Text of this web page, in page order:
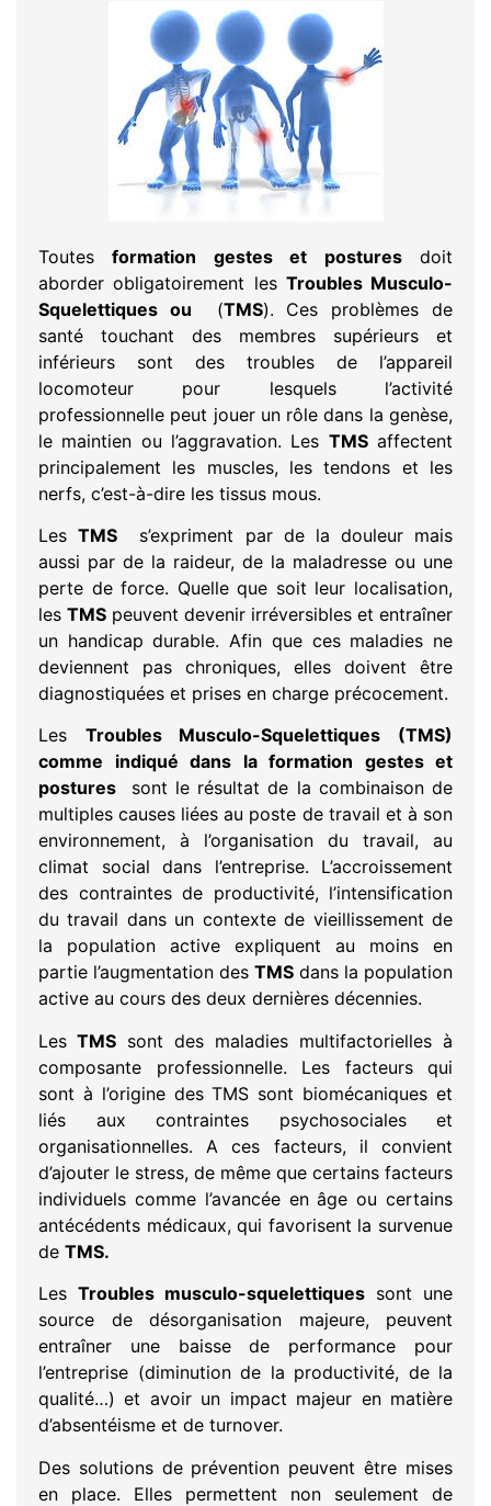
Toutesformation gestes et posturesdoit
aborder obligatoirement les Troubles Musculo-
Squelettiques ou
(TMS). Ces problèmes de
santé touchant des membres supérieurs et
inférieurs sont des troubles de l’appareil
locomoteur pour lesquels l’activité
professionnelle peut jouer un rôle dans la genèse,
le maintien ou l’aggravation. Les TMSaffectent
principalement les muscles, les tendons et les
nerfs, c’est-à-dire les tissus mous.
LesTMS s’expriment par de la douleur mais
aussi par de la raideur, de la maladresse ou une
perte de force. Quelle que soit leur localisation,
les TMS peuvent devenir irréversibles et entraîner
un handicap durable. Afin que ces maladies ne
deviennent pas chroniques, elles doivent être
diagnostiquées et prises en charge précocement.
Les Troubles Musculo-Squelettiques (TMS)
comme indiqué dans la formation gestes et
postures
sont le résultat de la combinaison de
multiples causes liées au poste de travail et à son
environnement, à l’organisation du travail, au
climat social dans l’entreprise. L’accroissement
des contraintes de productivité, l’intensification
du travail dans un contexte de vieillissement de
la population active expliquent au moins en
partie l’augmentation des TMS dans la population
active au cours des deux dernières décennies.
Les TMS sont des maladies multifactorielles à
composante professionnelle. Les facteurs qui
sont à l’origine des TMS sont biomécaniques et
liés aux contraintes psychosociales et
organisationnelles. A ces facteurs, il convient
d’ajouter le stress, de même que certains facteurs
individuels comme l’avancée en âge ou certains
antécédents médicaux, qui favorisent la survenue
de TMS.
Les Troubles musculo-squelettiques sont une
source de désorganisation majeure, peuvent
entraîner une baisse de performance pour
l’entreprise (diminution de la productivité, de la
qualité…) et avoir un impact majeur en matière
d’absentéisme et de turnover.
Des solutions de prévention peuvent être mises
en place. Elles permettent non seulement de